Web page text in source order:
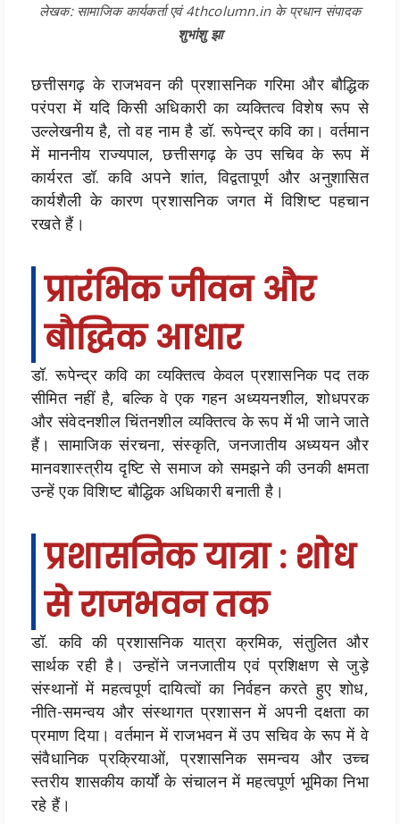
लेखक: सामाजिक कार्यकर्ता एवं 4thcolumn.in के प्रधान संपादक
शुभांशु झा
छत्तीसगढ़ के राजभवन की प्रशासनिक गरिमा और बौद्धिक
परंपरा में यदि किसी अधिकारी का व्यक्तित्व विशेष रूप से
उल्लेखनीय है, तो वह नाम है डॉ. रूपेन्द्र कवि का। वर्तमान
में माननीय राज्यपाल, छत्तीसगढ़ के उप सचिव के रूप में
कार्यरत डॉ. कवि अपने शांत, विद्वतापूर्ण और अनुशासित
कार्यशैली के कारण प्रशासनिक जगत में विशिष्ट पहचान
रखते हैं।
प्रारंभिक जीवन और
बौद्धिक आधार
डॉ. रूपेन्द्र कवि का व्यक्तित्व केवल प्रशासनिक पद तक
सीमित नहीं है, बल्कि वे एक गहन अध्ययनशील, शोधपरक
और संवेदनशील चिंतनशील व्यक्तित्व के रूप में भी जाने जाते
हैं। सामाजिक संरचना, संस्कृति, जनजातीय अध्ययन और
मानवशास्त्रीय दृष्टि से समाज को समझने की उनकी क्षमता
उन्हें एक विशिष्ट बौद्धिक अधिकारी बनाती है।
प्रशासनिक यात्रा : शोध
से राजभवन तक
डॉ. कवि की प्रशासनिक यात्रा क्रमिक, संतुलित और
सार्थक रही है। उन्होंने जनजातीय एवं प्रशिक्षण से जुड़े
संस्थानों में महत्वपूर्ण दायित्वों का निर्वहन करते हुए शोध,
नीति-समन्वय और संस्थागत प्रशासन में अपनी दक्षता का
प्रमाण दिया। वर्तमान में राजभवन में उप सचिव के रूप में वे
संवैधानिक प्रक्रियाओं, प्रशासनिक समन्वय और उच्च
स्तरीय शासकीय कार्यों के संचालन में महत्वपूर्ण भूमिका निभा
रहे हैं।